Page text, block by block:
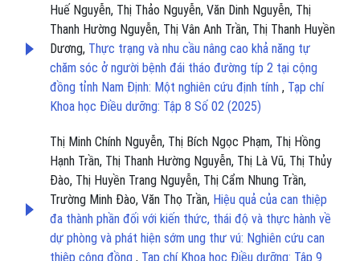
Huế Nguyễn, Thị Thảo Nguyễn, Văn Dinh Nguyễn, Thị
Thanh Hường Nguyễn, Thị Vân Anh Trần, Thị Thanh Huyền
Dương, Thực trạng và nhu cầu nâng cao khả năng tự
chăm sóc ở người bệnh đái tháo đường típ 2 tại cộng
đồng tỉnh Nam Định: Một nghiên cứu định tính , Tạp chí
Khoa học Điều dưỡng: Tập 8 Số 02 (2025)
Thị Minh Chính Nguyễn, Thị Bích Ngọc Phạm, Thị Hồng
Hạnh Trần, Thị Thanh Hường Nguyễn, Thị Là Vũ, Thị Thủy
Đào, Thị Huyền Trang Nguyễn, Thị Cẩm Nhung Trần,
Trường Minh Đào, Văn Thọ Trần, Hiệu quả của can thiệp
đa thành phần đối với kiến thức, thái độ và thực hành về
dự phòng và phát hiện sớm ung thư vú: Nghiên cứu can
thiệp cộng đồng , Tạp chí Khoa học Điều dưỡng: Tập 9